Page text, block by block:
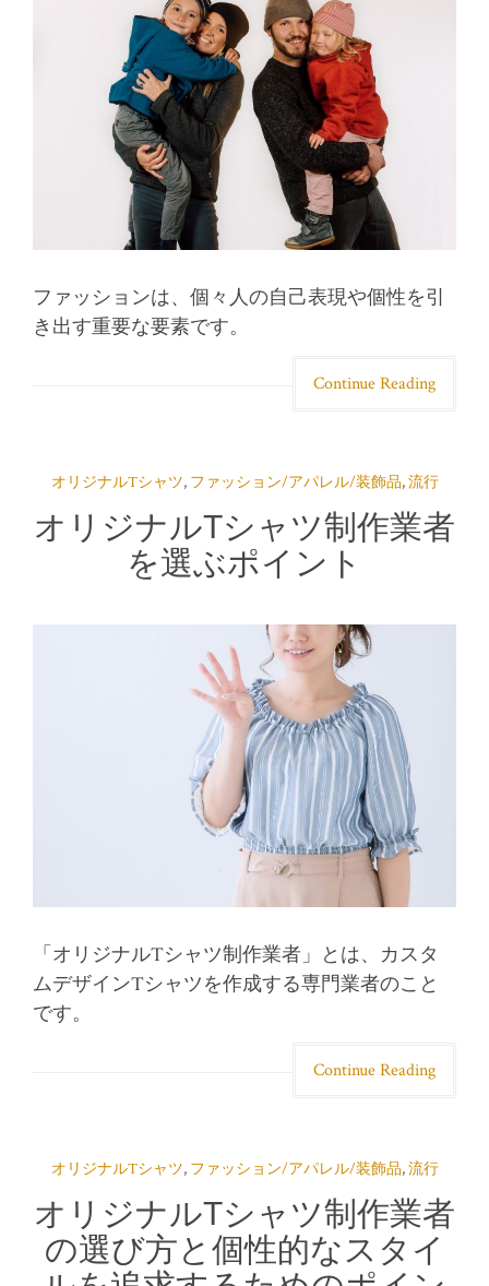
ファッションは、個々人の自己表現や個性を引
き出す重要な要素です。
Continue Reading
オリジナルTシャツ, ファッション/アパレル/装飾品,流行
オリジナルTシャツ制作業者
を選ぶポイント
「オリジナルTシャツ制作業者」とは、カスタ
ムデザインTシャツを作成する専門業者のこと
です。
Continue Reading
オリジナルTシャツ, ファッション/アパレル/装飾品,流行
オリジナルTシャツ制作業者
の選び方と個性的なスタイ